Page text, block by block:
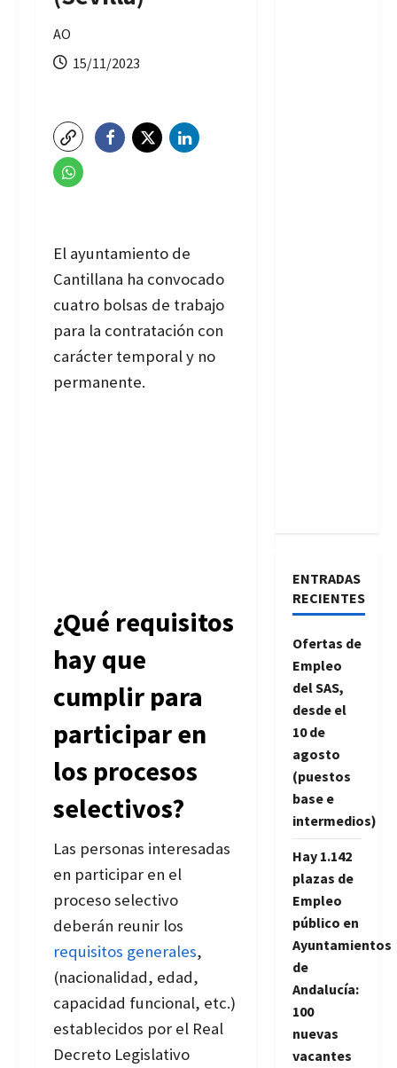
AO
15/11/2023
El ayuntamiento de
Cantillana ha convocado
cuatro bolsas de trabajo
para la contratación con
carácter temporal y no
permanente.
¿Qué requisitos
hay que
cumplir para
participar en
los procesos
selectivos?
Las personas interesadas
en participar en el
proceso selectivo
deberán reunir los
requisitos generales,
(nacionalidad, edad,
capacidad funcional, etc.)
establecidos por el Real
Decreto Legislativo
ENTRADAS
RECIENTES
Ofertas de
Empleo
del SAS,
desde el
10 de
agosto
(puestos
base e
intermedios)
Hay 1.142
plazas de
Empleo
público en
Ayuntamientos
de
Andalucía:
100
nuevas
vacantes